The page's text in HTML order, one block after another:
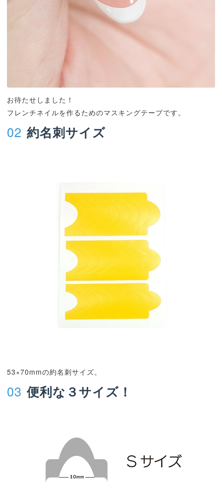
お待たせしました！
フレンチネイルを作るためのマスキングテープです。
02 約名刺サイズ
53×70mmの約名刺サイズ。
03 便利な３サイズ！